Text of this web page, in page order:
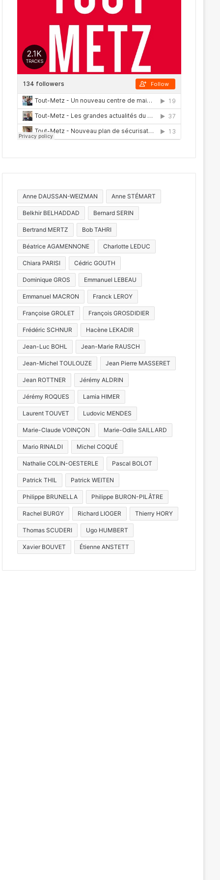
Anne DAUSSAN-WEIZMAN Anne STÉMART
Belkhir BELHADDAD Bernard SERIN
Bertrand MERTZ Bob TAHRI
Béatrice AGAMENNONE Charlotte LEDUC
Chiara PARISI Cédric GOUTH
Dominique GROS Emmanuel LEBEAU
Emmanuel MACRON Franck LEROY
Françoise GROLET François GROSDIDIER
Frédéric SCHNUR Hacène LEKADIR
Jean-Luc BOHL Jean-Marie RAUSCH
Jean-Michel TOULOUZE Jean Pierre MASSERET
Jean ROTTNER Jérémy ALDRIN
Jérémy ROQUES Lamia HIMER
Laurent TOUVET Ludovic MENDES
Marie-Claude VOINÇON Marie-Odile SAILLARD
Mario RINALDI Michel COQUÉ
Nathalie COLIN-OESTERLE Pascal BOLOT
Patrick THIL Patrick WEITEN
Philippe BRUNELLA Philippe BURON-PILÂTRE
Rachel BURGY Richard LIOGER Thierry HORY
Thomas SCUDERI Ugo HUMBERT
Xavier BOUVET Étienne ANSTETT